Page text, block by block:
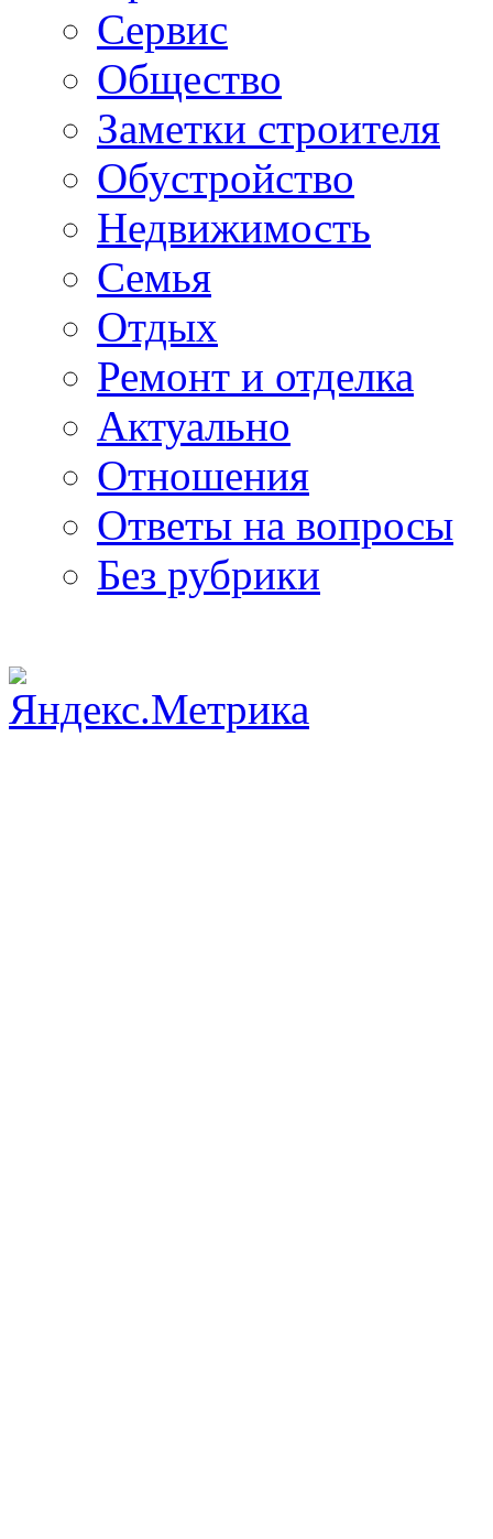
Сервис
Общество
Заметки строителя
Обустройство
Недвижимость
Семья
Отдых
Ремонт и отделка
Актуально
Отношения
Ответы на вопросы
Без рубрики